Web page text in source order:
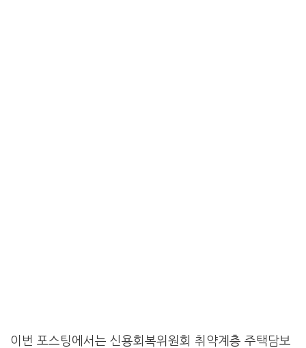
이번 포스팅에서는 신용회복위원회 취약계층 주택담보